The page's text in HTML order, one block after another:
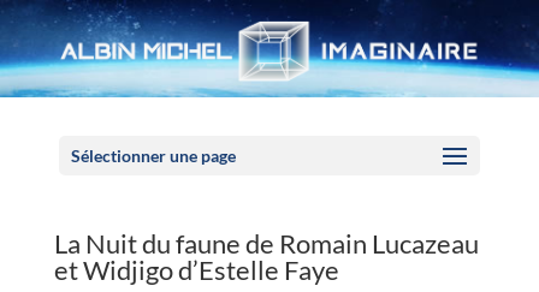
Sélectionner une page
La Nuit du faune de Romain Lucazeau
et Widjigo d’Estelle Faye
Panneau de gestion des cookies